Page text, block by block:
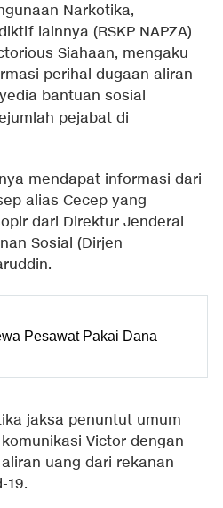
Narkotika,
lainnya (RSKP NAPZA)
Siahaan, mengaku
perihal dugaan aliran
bantuan sosial
pejabat di
mendapat informasi dari
alias Cecep yang
dari Direktur Jenderal
Sosial (Dirjen
Pesawat Pakai Dana
jaksa penuntut umum
Victor dengan
uang dari rekanan
19.